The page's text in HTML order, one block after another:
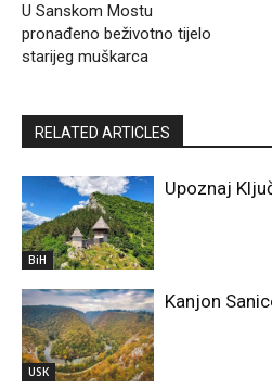
U Sanskom Mostu
pronađeno beživotno tijelo
starijeg muškarca
RELATED ARTICLES
BiH
Upoznaj
USK
Kanjon